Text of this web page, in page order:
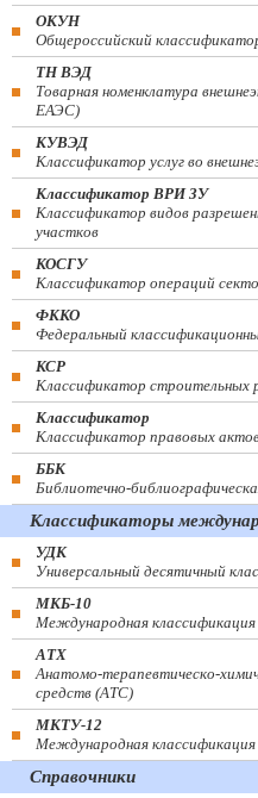
ОКУН
Общероссийский
ТН ВЭД
Товарная номенклатура
ЕАЭС)
КУВЭД
Классификатор услуг во
Классификатор ВРИ ЗУ
Классификатор видов
участков
КОСГУ
Классификатор операций
ФККО
Федеральный
КСР
Классификатор строительных
Классификатор
Классификатор правовых
ББК
Библиотечно-
Классификаторы
УДК
Универсальный десятичный
МКБ-10
Международная классификация
АТХ
Анатомо-терапевтическо-
средств (ATC)
МКТУ-12
Международная классификация
Справочники